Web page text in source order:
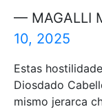
— MAGALLI
10, 2025
Estas
Diosdado
mismo jerarca